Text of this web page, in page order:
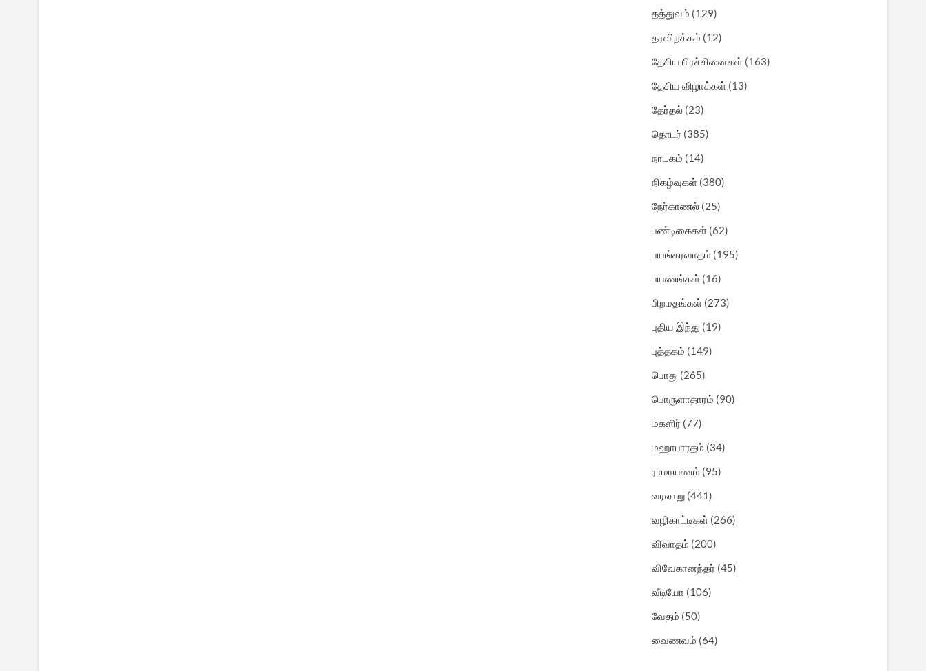
தத்துவம் (129)
தரவிறக்கம் (12)
தேசிய பிரச்சினைகள் (163)
தேசிய விழாக்கள் (13)
தேர்தல் (23)
தொடர் (385)
நாடகம் (14)
நிகழ்வுகள் (380)
நேர்காணல் (25)
பண்டிகைகள் (62)
பயங்கரவாதம் (195)
பயணங்கள் (16)
பிறமதங்கள் (273)
புதிய இந்து (19)
புத்தகம் (149)
பொது (265)
பொருளாதாரம் (90)
மகளிர் (77)
மஹாபாரதம் (34)
ராமாயணம் (95)
வரலாறு (441)
வழிகாட்டிகள் (266)
விவாதம் (200)
விவேகானந்தர் (45)
வீடியோ (106)
வேதம் (50)
வைணவம் (64)